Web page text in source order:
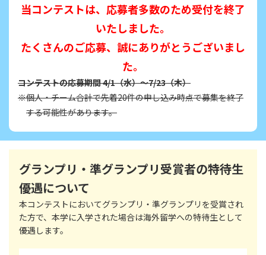
当コンテストは、応募者多数のため受付を終了
いたしました。
たくさんのご応募、誠にありがとうございまし
た。
コンテストの応募期間 4/1（水）〜7/23（木）
※個人・チーム合計で先着20件の申し込み時点で募集を終了
する可能性があります。
グランプリ・準グランプリ受賞者の特待生
優遇について
本コンテストにおいてグランプリ・準グランプリを受賞され
た方で、本学に入学された場合は海外留学への特待生として
優遇します。